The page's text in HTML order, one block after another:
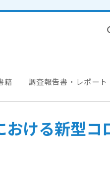
籍 調査報告書・レポート
ける新型コ